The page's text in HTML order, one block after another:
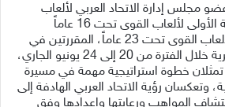
مجلس إدارة الاتحاد العربي لألعاب
القوى، أنّ البطولة العربية الأولى لألعاب القوى تحت 16 عاماً
والبطولة العربية الثالثة لألعاب القوى تحت 23 عاماً، المقررتين في
مدينة الإسماعيلية المصرية خلال الفترة من 20 إلى 24 يونيو الجاري،
عربية، تمثلان خطوة استراتيجية مهمة في مسيرة
وتعكسان رؤية الاتحاد العربي الهادفة إلى
المواهب ورعايتها وإعدادها وفق